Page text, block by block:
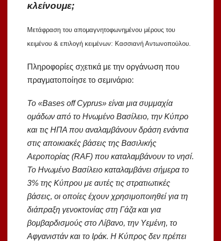
κλείνουμε;
Μετάφραση του απομαγνητοφωνημένου μέρους του
κειμένου & επιλογή κειμένων: Κασσιανή Αντωνοπούλου.
Πληροφορίες σχετικά με την οργάνωση που
πραγματοποίησε το σεμινάριο:
Το «Bases off Cyprus» είναι μια συμμαχία
ομάδων από το Ηνωμένο Βασίλειο, την Κύπρο
και τις ΗΠΑ που αναλαμβάνουν δράση ενάντια
στις αποικιακές βάσεις της Βασιλικής
Αεροπορίας (RAF) που καταλαμβάνουν το νησί.
Το Ηνωμένο Βασίλειο καταλαμβάνει σήμερα το
3% της Κύπρου με αυτές τις στρατιωτικές
βάσεις, οι οποίες έχουν χρησιμοποιηθεί για τη
διάπραξη γενοκτονίας στη Γάζα και για
βομβαρδισμούς στο Λίβανο, την Υεμένη, το
Αφγανιστάν και το Ιράκ. Η Κύπρος δεν πρέπει